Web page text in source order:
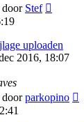
door Stef
uploaden
2016, 18:07
doorparkopino